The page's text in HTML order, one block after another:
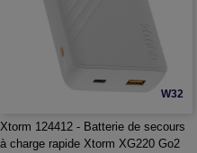
W32
Xtorm 124412 - Batterie de secours
à charge rapide Xtorm XG220 Go2